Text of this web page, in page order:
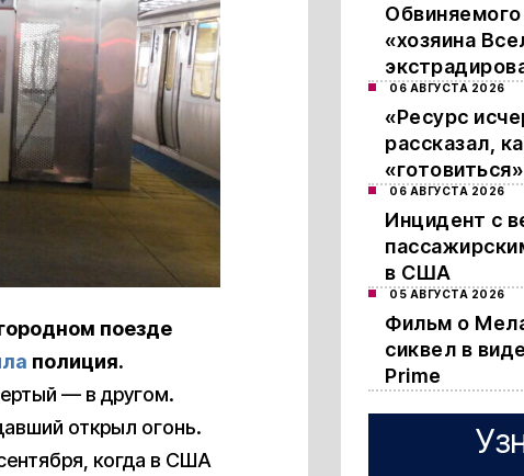
поезде
полиция.
— в другом.
открыл огонь.
когда в США
«хозяина
06 АВГУСТА 2026
«Ресурс
рассказал,
06 АВГУСТА 2026
Инцидент с
в США
05 АВГУСТА 2026
Фильм о
сиквел в
Prime